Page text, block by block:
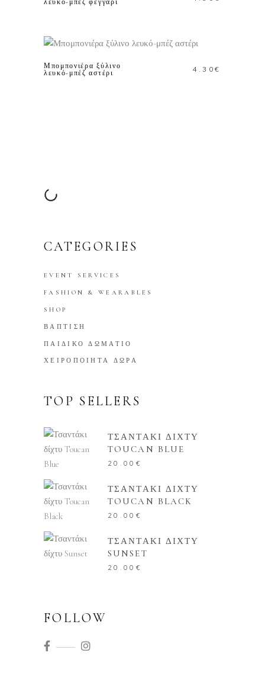
λευκό-μπέζ φεγγάρι
Μπομπονιέρα ξύλινο
λευκό-μπέζ αστέρι
4.30€
CATEGORIES
EVENT SERVICES
FASHION & WEARABLES
SHOP
ΒΑΠΤΙΣΗ
ΠΑΙΔΙΚΟ ΔΩΜΑΤΙΟ
ΧΕΙΡΟΠΟΙΗΤΑ ΔΩΡΑ
TOP SELLERS
ΤΣΑΝΤΑΚΙ ΔΙΧΤΥ
TOUCAN BLUE
20.00 €
ΤΣΑΝΤΑΚΙ ΔΙΧΤΥ
TOUCAN BLACK
20.00 €
ΤΣΑΝΤΑΚΙ ΔΙΧΤΥ
SUNSET
20.00 €
FOLLOW